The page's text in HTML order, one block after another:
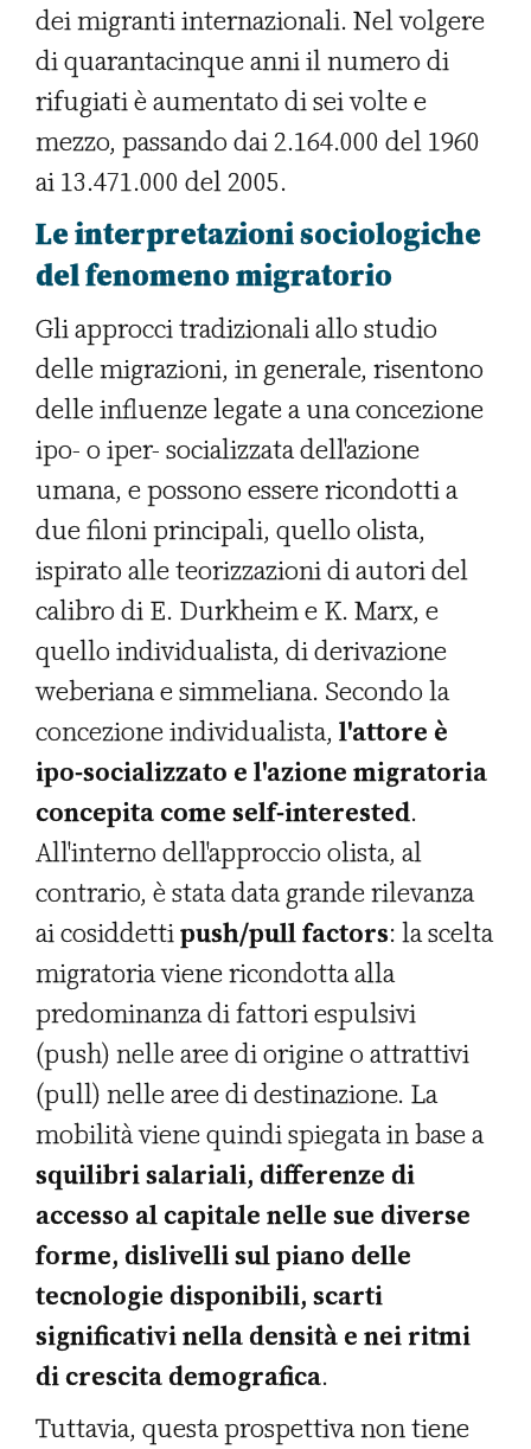
dei migranti internazionali. Nel volgere
di quarantacinque anni il numero di
rifugiati è aumentato di sei volte e
mezzo, passando dai 2.164.000 del 1960
ai 13.471.000 del 2005.
Le interpretazioni sociologiche
del fenomeno migratorio
Gli approcci tradizionali allo studio
delle migrazioni, in generale, risentono
delle influenze legate a una concezione
ipo- o iper- socializzata dell'azione
umana, e possono essere ricondotti a
due filoni principali, quello olista,
ispirato alle teorizzazioni di autori del
calibro di E. Durkheim e K. Marx, e
quello individualista, di derivazione
weberiana e simmeliana. Secondo la
concezione individualista, l'attore è
ipo-socializzato e l'azione migratoria
concepita come self-interested.
All'interno dell'approccio olista, al
contrario, è stata data grande rilevanza
ai cosiddettipush/pull factors: la scelta
migratoria viene ricondotta alla
predominanza di fattori espulsivi
(push) nelle aree di origine o attrattivi
(pull) nelle aree di destinazione. La
mobilità viene quindi spiegata in base a
squilibri salariali, differenze di
accesso al capitale nelle sue diverse
forme, dislivelli sul piano delle
tecnologie disponibili, scarti
significativi nella densità e nei ritmi
di crescita demografica.
Tuttavia, questa prospettiva non tiene